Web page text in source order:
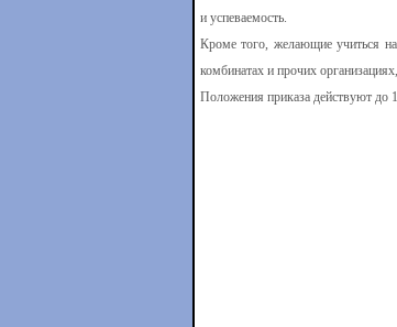
и успеваемость.
Кроме того, желающие учиться на
комбинатах и прочих
Положения приказа действуют до